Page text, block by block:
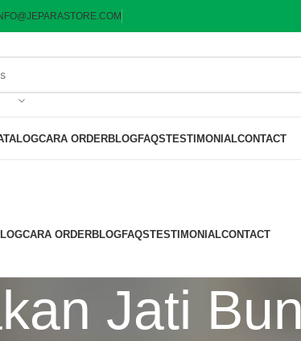
CARA ORDERBLOGFAQSTESTIMONIALCONTACT
CARA ORDERBLOGFAQSTESTIMONIALCONTACT
Jati